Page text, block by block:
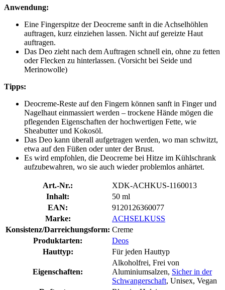
Anwendung:
Eine Fingerspitze der Deocreme sanft in die Achselhöhlen
auftragen, kurz einziehen lassen. Nicht auf gereizte Haut
auftragen.
Das Deo zieht nach dem Auftragen schnell ein, ohne zu fetten
oder Flecken zu hinterlassen. (Vorsicht bei Seide und
Merinowolle)
Tipps:
Deocreme-Reste auf den Fingern können sanft in Finger und
Nagelhaut einmassiert werden – trockene Hände mögen die
pflegenden Eigenschaften der hochwertigen Fette, wie
Sheabutter und Kokosöl.
Das Deo kann überall aufgetragen werden, wo man schwitzt,
etwa auf den Füßen oder unter der Brust.
Es wird empfohlen, die Deocreme bei Hitze im Kühlschrank
aufzubewahren, wo sie auch wieder problemlos anhärtet.
Art.-Nr.:
XDK-ACHKUS-1160013
Inhalt:
50 ml
EAN:
9120126360077
Marke:
ACHSELKUSS
Konsistenz/Darreichungsform: Creme
Produktarten:
Deos
Hauttyp:
Für jeden Hauttyp
Eigenschaften:
Alkoholfrei, Frei von
Aluminiumsalzen, Sicher in der
Schwangerschaft, Unisex, Vegan